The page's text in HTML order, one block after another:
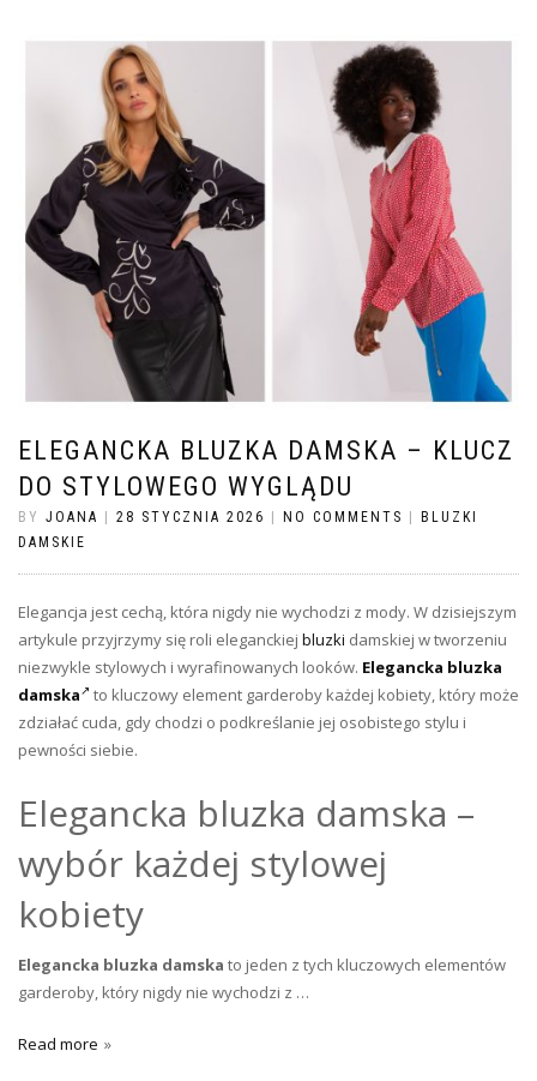
ELEGANCKA BLUZKA DAMSKA – KLUCZ
DO STYLOWEGO WYGLĄDU
BY JOANA 28 STYCZNIA 2026 NO COMMENTS
BLUZKI
DAMSKIE
Elegancja jest cechą, która nigdy nie wychodzi z mody. W dzisiejszym
artykule przyjrzymy się roli eleganckiej bluzki damskiej w tworzeniu
niezwykle stylowych i wyrafinowanych looków. Elegancka bluzka
damska
to kluczowy element garderoby każdej kobiety, który może
zdziałać cuda, gdy chodzi o podkreślanie jej osobistego stylu i
pewności siebie.
Elegancka bluzka damska –
wybór każdej stylowej
kobiety
Elegancka bluzka damska to jeden z tych kluczowych elementów
garderoby, który nigdy nie wychodzi z …
Read more